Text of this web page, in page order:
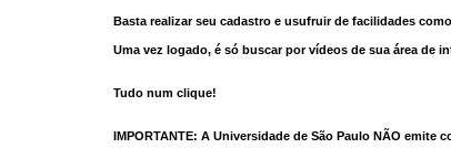
Basta realizar seu cadastro e usufruir de facilidades
Uma vez logado, é só buscar por vídeos de sua área de
Tudo num clique!
IMPORTANTE: A Universidade de São Paulo NÃO